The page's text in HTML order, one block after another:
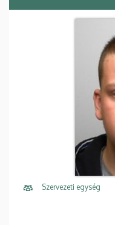
Szervezeti egység